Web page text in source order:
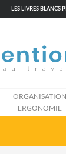
LES LIVRES BLANCS
ORGANISATION
ERGONOMIE